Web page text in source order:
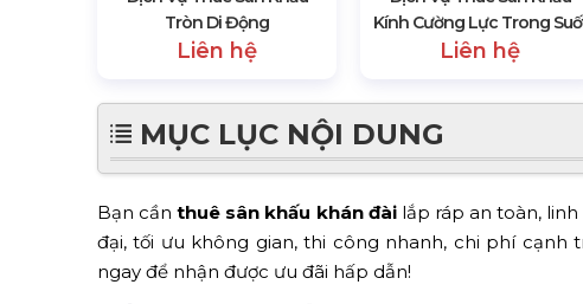
Tròn Di Động
Liên hệ
Kính Cường Lực Trong
Liên hệ
MỤC LỤC NỘI DUNG
Bạn cầnthuê sân khấu khán đàilắp ráp an toàn, linh
đại, tối ưu không gian, thi công nhanh, chi phí cạnh
ngay để nhận được ưu đãi hấp dẫn!